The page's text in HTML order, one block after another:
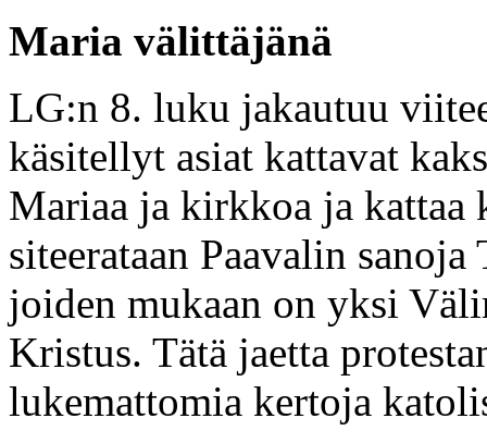
Maria välittäjänä
LG:n 8. luku jakautuu
käsitellyt asiat kattavat
Mariaa ja kirkkoa ja
siteerataan Paavalin
joiden mukaan on yksi
Kristus. Tätä jaetta
lukemattomia kertoja